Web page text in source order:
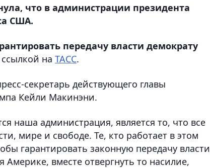
что в администрации президента
США.
передачу власти демократу
ссылкой на ТАСС.
секретарь действующего главы
Кейли Макинэни.
наша администрация, является то, что все
мире и свободе. Те, кто работает в этом
гарантировать законную передачу
вместе отвергнуть то насилие,